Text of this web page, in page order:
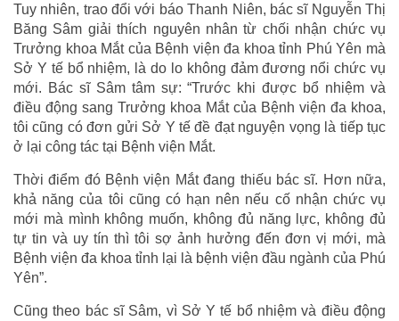
Tuy nhiên, trao đổi với báo Thanh Niên, bác sĩ Nguyễn Thị
Băng Sâm giải thích nguyên nhân từ chối nhận chức vụ
Trưởng khoa Mắt của Bệnh viện đa khoa tỉnh Phú Yên mà
Sở Y tế bổ nhiệm, là do lo không đảm đương nổi chức vụ
mới. Bác sĩ Sâm tâm sự: “Trước khi được bổ nhiệm và
điều động sang Trưởng khoa Mắt của Bệnh viện đa khoa,
tôi cũng có đơn gửi Sở Y tế đề đạt nguyện vọng là tiếp tục
ở lại công tác tại Bệnh viện Mắt.
Thời điểm đó Bệnh viện Mắt đang thiếu bác sĩ. Hơn nữa,
khả năng của tôi cũng có hạn nên nếu cố nhận chức vụ
mới mà mình không muốn, không đủ năng lực, không đủ
tự tin và uy tín thì tôi sợ ảnh hưởng đến đơn vị mới, mà
Bệnh viện đa khoa tỉnh lại là bệnh viện đầu ngành của Phú
Yên”.
Cũng theo bác sĩ Sâm, vì Sở Y tế bổ nhiệm và điều động